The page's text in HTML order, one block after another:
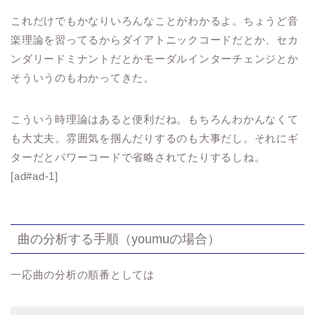
これだけでもかなりいろんなことがわかるよ。ちょうど音
楽理論を習ってるからダイアトニックコードだとか、セカ
ンダリードミナントだとかモーダルインターチェンジとか
そういうのもわかってきた。
こういう時理論はあると便利だね。もちろんわかんなくて
も大丈夫。雰囲気を掴んだりするのも大事だし。それにギ
ターだとパワーコードで省略されてたりするしね。
[ad#ad-1]
曲の分析する手順（youmuの場合）
一応曲の分析の順番としては